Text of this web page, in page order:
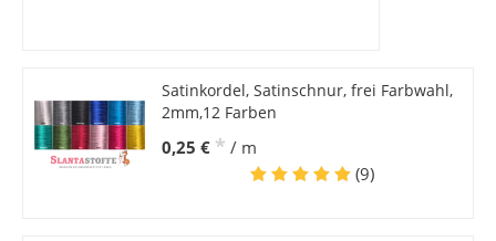
Satinkordel, Satinschnur, frei Farbwahl,
2mm,12 Farben
0,25 € * / m
(9)